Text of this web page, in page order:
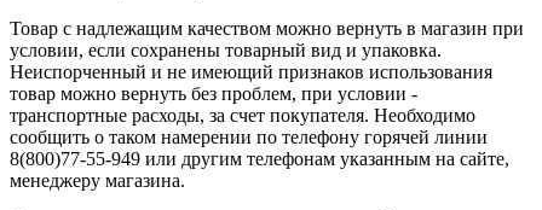
Товар с надлежащим качеством можно вернуть в магазин при
условии, если сохранены товарный вид и упаковка.
Неиспорченный и не имеющий признаков использования
товар можно вернуть без проблем, при условии -
транспортные расходы, за счет покупателя. Необходимо
сообщить о таком намерении по телефону горячей линии
8(800)77-55-949 или другим телефонам указанным на сайте,
менеджеру магазина.